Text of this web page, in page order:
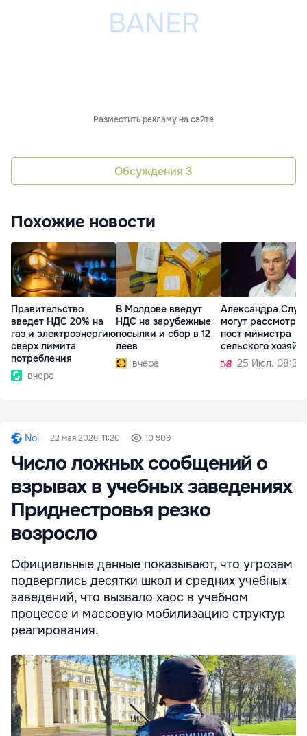
Разместить рекламу на сайте
Обсуждения 3
Похожие новости
Правительство
введет НДС 20% на
газ и электроэнергию
сверх лимита
потребления
вчера
В Молдове введут
НДС на зарубежные
посылки и сбор в 12
леев
вчера
Александра
могут
пост министра
сельского
25 Июл. 08:36
Noi 22 мая 2026, 11:20 10 909
Число ложных сообщений о
взрывах в учебных заведениях
Приднестровья резко
возросло
Официальные данные показывают, что угрозам
подверглись десятки школ и средних учебных
заведений, что вызвало хаос в учебном
процессе и массовую мобилизацию структур
реагирования.